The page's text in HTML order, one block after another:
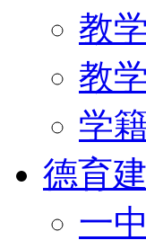
教
教
学
德育
一